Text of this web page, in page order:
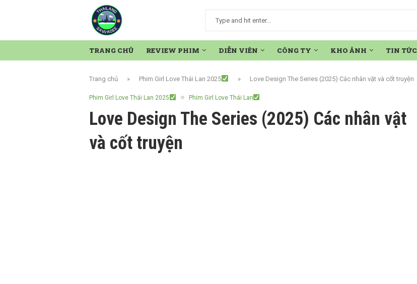
TRANG CHỦ REVIEW PHIM DIỄN VIÊN CÔNG TY KHO ẢNH TIN TỨC
Trang chủ » Phim Girl Love Thái Lan 2025 » Love Design The Series (2025) Các nhân vật và cốt truyện
Phim Girl Love Thái Lan 2025 Phim Girl Love Thái Lan
Love Design The Series (2025) Các nhân vật
và cốt truyện